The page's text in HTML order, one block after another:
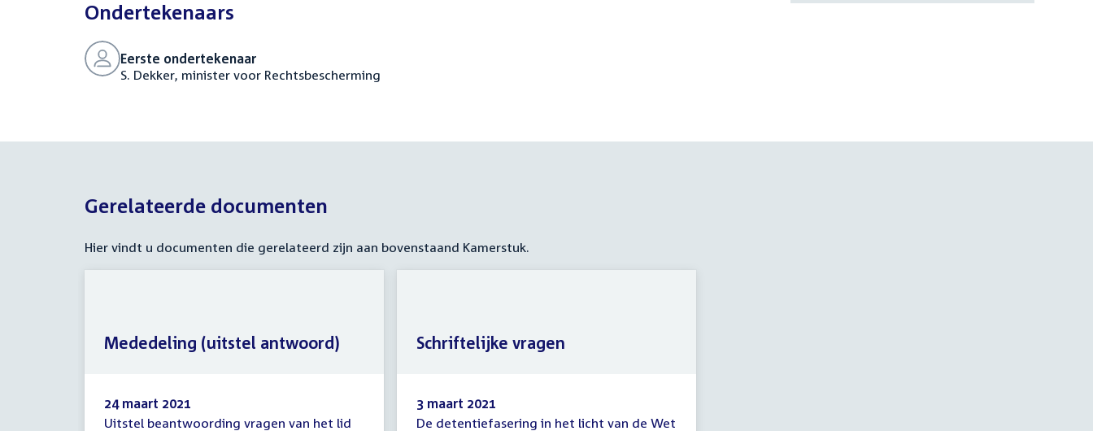
Ondertekenaars
Eerste ondertekenaar
S. Dekker, minister voor Rechtsbescherming
Gerelateerde documenten
Hier vindt u documenten die gerelateerd zijn aan bovenstaand Kamerstuk.
24 maart 2021
Uitstel beantwoording vragen van het lid
Mededeling (uitstel antwoord)
3 maart 2021
De detentiefasering in het licht van de Wet
Schriftelijke vragen